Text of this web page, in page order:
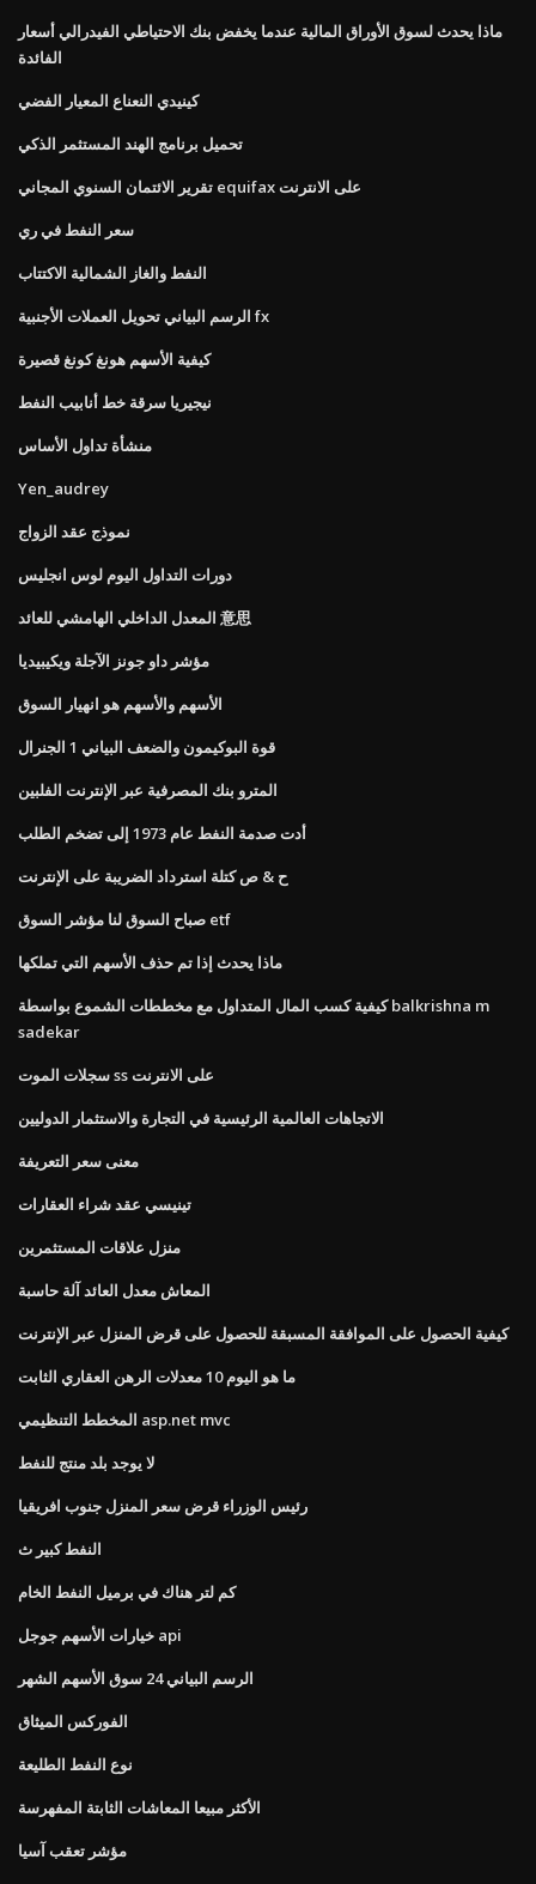
ماذا يحدث لسوق الأوراق المالية عندما يخفض بنك الاحتياطي الفيدرالي أسعار
الفائدة
كينيدي النعناع المعيار الفضي
تحميل برنامج الهند المستثمر الذكي
تقرير الائتمان السنوي المجاني equifax على الانترنت
سعر النفط في ري
النفط والغاز الشمالية الاكتتاب
الرسم البياني تحويل العملات الأجنبية fx
كيفية الأسهم هونغ كونغ قصيرة
نيجيريا سرقة خط أنابيب النفط
منشأة تداول الأساس
Yen_audrey
نموذج عقد الزواج
دورات التداول اليوم لوس انجليس
المعدل الداخلي الهامشي للعائد 意思
مؤشر داو جونز الآجلة ويكيبيديا
الأسهم والأسهم هو انهيار السوق
قوة البوكيمون والضعف البياني 1 الجنرال
المترو بنك المصرفية عبر الإنترنت الفلبين
أدت صدمة النفط عام 1973 إلى تضخم الطلب
ح & ص كتلة استرداد الضريبة على الإنترنت
صباح السوق لنا مؤشر السوق etf
ماذا يحدث إذا تم حذف الأسهم التي تملكها
كيفية كسب المال المتداول مع مخططات الشموع بواسطة balkrishna m
sadekar
سجلات الموت ss على الانترنت
الاتجاهات العالمية الرئيسية في التجارة والاستثمار الدوليين
معنى سعر التعريفة
تينيسي عقد شراء العقارات
منزل علاقات المستثمرين
المعاش معدل العائد آلة حاسبة
كيفية الحصول على الموافقة المسبقة للحصول على قرض المنزل عبر الإنترنت
ما هو اليوم 10 معدلات الرهن العقاري الثابت
المخطط التنظيمي asp.net mvc
لا يوجد بلد منتج للنفط
رئيس الوزراء قرض سعر المنزل جنوب افريقيا
النفط كبير ث
كم لتر هناك في برميل النفط الخام
خيارات الأسهم جوجل api
الرسم البياني 24 سوق الأسهم الشهر
الفوركس الميثاق
نوع النفط الطليعة
الأكثر مبيعا المعاشات الثابتة المفهرسة
مؤشر تعقب آسيا